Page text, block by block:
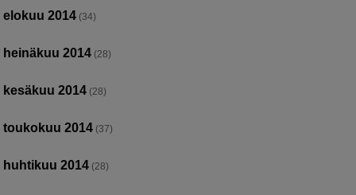
elokuu 2014 (34)
heinäkuu 2014 (28)
kesäkuu 2014 (28)
toukokuu 2014 (37)
huhtikuu 2014 (28)